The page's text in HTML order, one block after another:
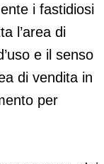
i fastidiosi
l’area di
e il senso
di vendita in
per